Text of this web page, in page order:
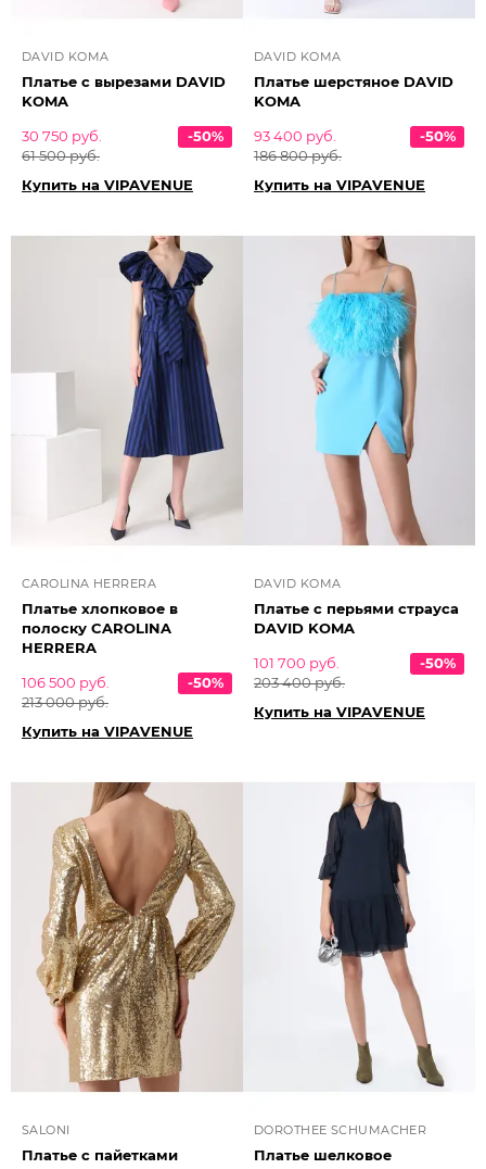
DAVID KOMA
Платье с вырезами DAVID
KOMA
30 750 руб.
61 500 руб.
-50%
Купить на VIPAVENUE
DAVID KOMA
Платье шерстяное DAVID
KOMA
93 400 руб.
186 800 руб.
-50%
Купить на VIPAVENUE
CAROLINA HERRERA
Платье хлопковое в
полоску CAROLINA
HERRERA
106 500 руб.
213 000 руб.
-50%
Купить на VIPAVENUE
DAVID KOMA
Платье с перьями страуса
DAVID KOMA
101 700 руб.
203 400 руб.
-50%
Купить на VIPAVENUE
SALONI
Платье с пайетками
DOROTHEE SCHUMACHER
Платье шелковое